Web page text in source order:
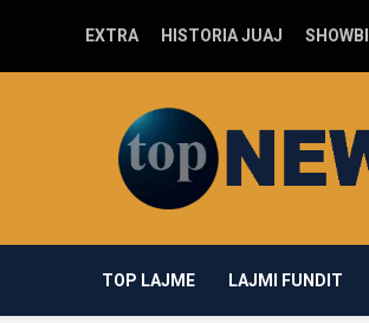
EXTRA HISTORIA JUAJ
TOP LAJME LAJMI FUNDIT